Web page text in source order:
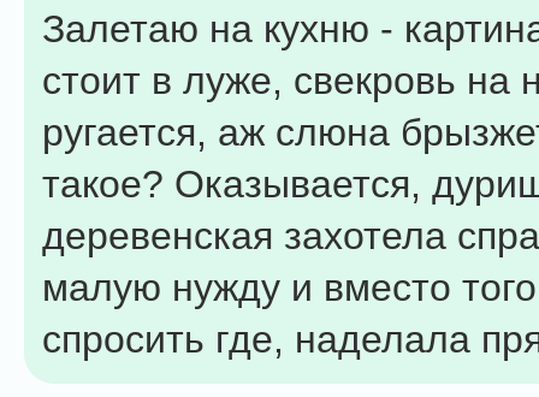
Залетаю на кухню -
стоит в луже, свекровь на
ругается, аж слюна
такое? Оказывается,
деревенская захотела
малую нужду и вместо
спросить где, наделала